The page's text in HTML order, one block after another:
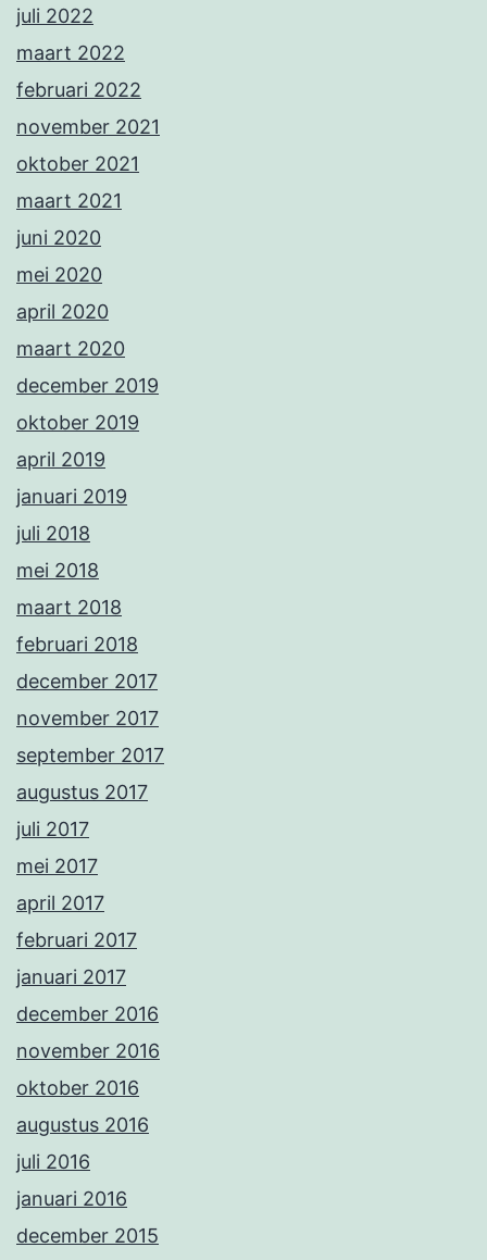
juli 2022
maart 2022
februari 2022
november 2021
oktober 2021
maart 2021
juni 2020
mei 2020
april 2020
maart 2020
december 2019
oktober 2019
april 2019
januari 2019
juli 2018
mei 2018
maart 2018
februari 2018
december 2017
november 2017
september 2017
augustus 2017
juli 2017
mei 2017
april 2017
februari 2017
januari 2017
december 2016
november 2016
oktober 2016
augustus 2016
juli 2016
januari 2016
december 2015